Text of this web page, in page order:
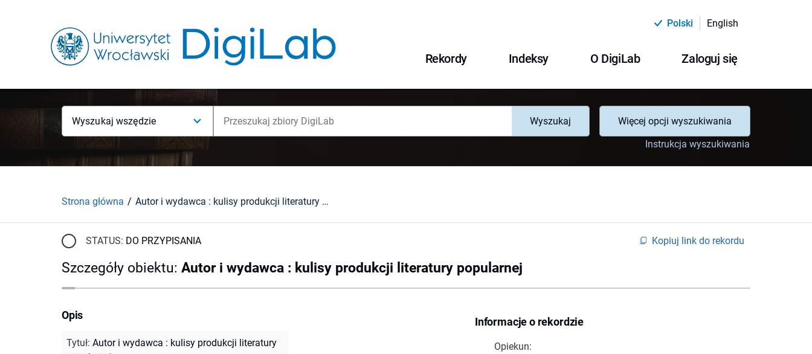
Polski English
Rekordy Indeksy O DigiLab Zaloguj się
Wyszukaj wszędzie Wyszukaj
Więcej opcji wyszukiwania
Instrukcja wyszukiwania
Strona główna Autor i wydawca : kulisy produkcji literatury popularnej
STATUS: DO PRZYPISANIA Kopiuj link do rekordu
Szczegóły obiektu: Autor i wydawca : kulisy produkcji literatury popularnej
Informacje o rekordzie
Opiekun:
Opis
Tytuł: Autor i wydawca : kulisy produkcji literatury